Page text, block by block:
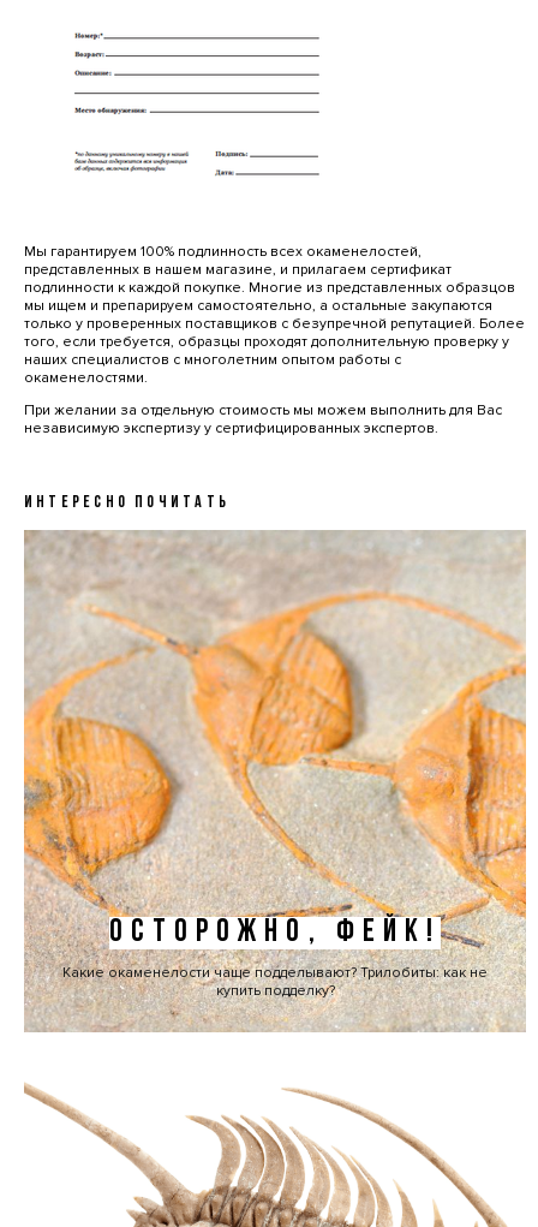
Мы гарантируем 100% подлинность всех окаменелостей,
представленных в нашем магазине, и прилагаем сертификат
подлинности к каждой покупке. Многие из представленных образцов
мы ищем и препарируем самостоятельно, а остальные закупаются
только у проверенных поставщиков с безупречной репутацией. Более
того, если требуется, образцы проходят дополнительную проверку у
наших специалистов с многолетним опытом работы с
окаменелостями.
При желании за отдельную стоимость мы можем выполнить для Вас
независимую экспертизу у сертифицированных экспертов.
ИНТЕРЕСНО ПОЧИТАТЬ
ОСТОРОЖНО, ФЕЙК!
Какие окаменелости чаще подделывают? Трилобиты: как не
купить подделку?